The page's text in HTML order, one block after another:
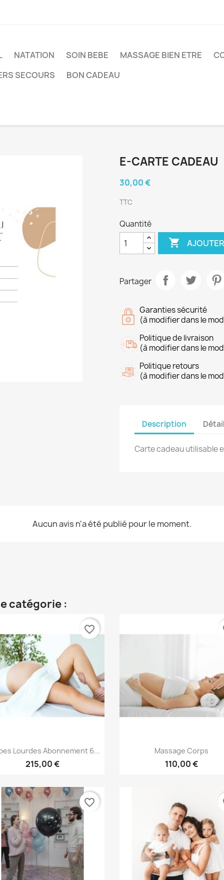
NATATION SOIN BEBE MASSAGE BIEN ETRE
SECOURS
BON CADEAU
E-CARTE CADEAU
30,00 €
TTC
Quantité

Partager
Garanties sécurité
(à modifier dans le
Politique de livraison
(à modifier dans le
Politique retours
(à modifier dans le
Description
Carte cadeau utilisable
Aucun avis n'a été publié pour le moment.
catégorie :
Aperçu rapide
Lourdes Abonnement 6...
215,00 €
favorite_border
Aperçu rapide
Massage Corps
110,00 €
favorite_border